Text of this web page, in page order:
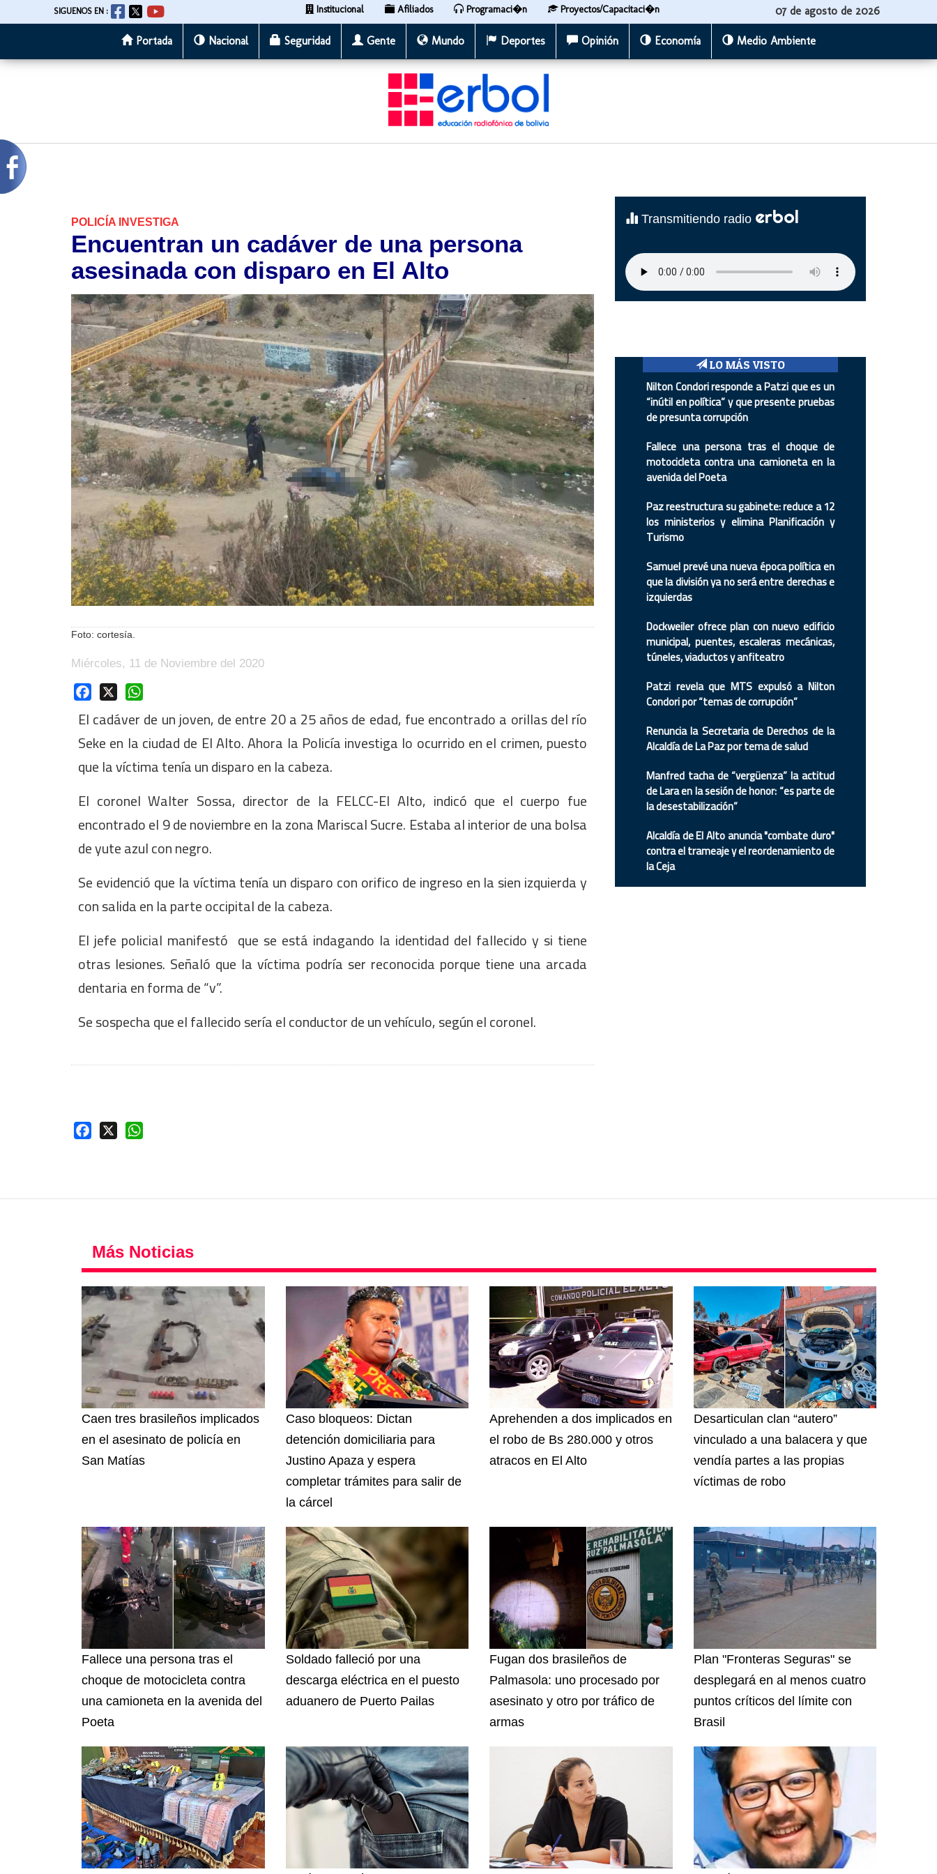
al
SIGUENOS EN : Institucional Afiliados Programaci�n Proyectos/Capacitaci�n 07 de agosto de 2026
Portada Nacional Seguridad Gente Mundo Deportes Opinión Economía Medio Ambiente
POLICÍA INVESTIGA
Encuentran un cadáver de una persona
asesinada con disparo en El Alto
Foto: cortesía.
Miércoles, 11 de Noviembre del 2020
Facebook
El cadáver de un joven, de entre 20 a 25 años de edad, fue encontrado a orillas del río
Seke en la ciudad de El Alto. Ahora la Policía investiga lo ocurrido en el crimen, puesto
que la víctima tenía un disparo en la cabeza.
El coronel Walter Sossa, director de la FELCC-El Alto, indicó que el cuerpo fue
encontrado el 9 de noviembre en la zona Mariscal Sucre. Estaba al interior de una bolsa
de yute azul con negro.
Se evidenció que la víctima tenía un disparo con orifico de ingreso en la sien izquierda y
con salida en la parte occipital de la cabeza.
El jefe policial manifestó que se está indagando la identidad del fallecido y si tiene
otras lesiones. Señaló que la víctima podría ser reconocida porque tiene una arcada
dentaria en forma de “v”.
Se sospecha que el fallecido sería el conductor de un vehículo, según el coronel.
Facebook
Transmitiendo radio erbol
LO MÁS VISTO
Nilton Condori responde a Patzi que es un
“inútil en política” y que presente pruebas
de presunta corrupción
Fallece una persona tras el choque de
motocicleta contra una camioneta en la
avenida del Poeta
Paz reestructura su gabinete: reduce a 12
los ministerios y elimina Planificación y
Turismo
Samuel prevé una nueva época política en
que la división ya no será entre derechas e
izquierdas
Dockweiler ofrece plan con nuevo edificio
municipal, puentes, escaleras mecánicas,
túneles, viaductos y anfiteatro
Patzi revela que MTS expulsó a Nilton
Condori por “temas de corrupción”
Renuncia la Secretaria de Derechos de la
Alcaldía de La Paz por tema de salud
Manfred tacha de “vergüenza” la actitud
de Lara en la sesión de honor: “es parte de
la desestabilización”
Alcaldía de El Alto anuncia "combate duro"
contra el trameaje y el reordenamiento de
la Ceja
Más Noticias
Caen tres brasileños implicados
en el asesinato de policía en
San Matías
Caso bloqueos: Dictan
detención domiciliaria para
Justino Apaza y espera
completar trámites para salir de
la cárcel
Aprehenden a dos implicados en
el robo de Bs 280.000 y otros
atracos en El Alto
Desarticulan clan “autero”
vinculado a una balacera y que
vendía partes a las propias
víctimas de robo
Fallece una persona tras el
choque de motocicleta contra
una camioneta en la avenida del
Poeta
Soldado falleció por una
descarga eléctrica en el puesto
aduanero de Puerto Pailas
Fugan dos brasileños de
Palmasola: uno procesado por
asesinato y otro por tráfico de
armas
Plan "Fronteras Seguras" se
desplegará en al menos cuatro
puntos críticos del límite con
Brasil